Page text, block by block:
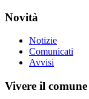
Novità
Notizie
Comunicati
Avvisi
Vivere il comune